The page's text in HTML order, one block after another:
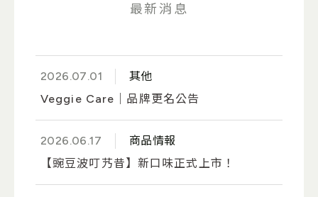
最新消息
2026.07.01
其他
Veggie Care｜品牌更名公告
2026.06.17
商品情報
【豌豆波叮艿昔】新口味正式上市！